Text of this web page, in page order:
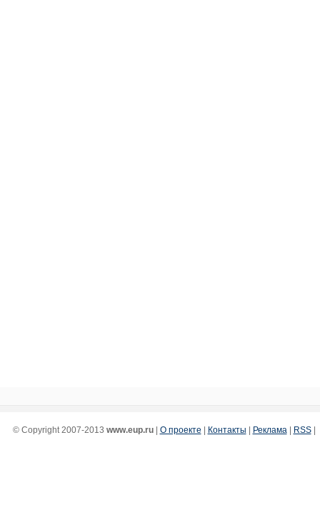
© Copyright 2007-2013 www.eup.ru| О проекте Контакты Реклама| RSS|